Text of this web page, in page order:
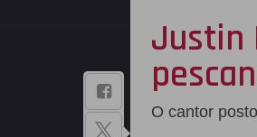
Justin
O cantor
BAIXE